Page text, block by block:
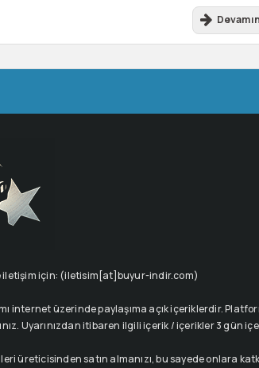
iletişim için: (iletisim[at]buyur-indir.com)
üzerinde paylaşıma açık içeriklerdir.
Uyarınızdan itibaren ilgili içerik / içerikler 3 gün
satın almanızı, bu sayede onlara